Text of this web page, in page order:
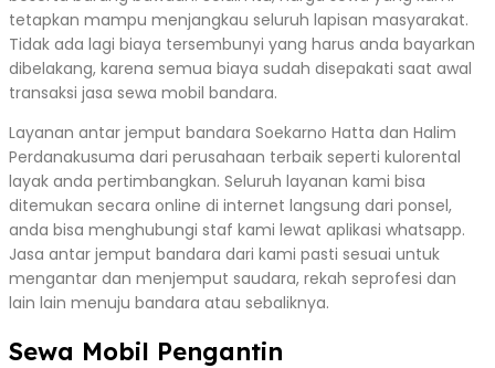
tetapkan mampu menjangkau seluruh lapisan masyarakat.
Tidak ada lagi biaya tersembunyi yang harus anda bayarkan
dibelakang, karena semua biaya sudah disepakati saat awal
transaksi jasa sewa mobil bandara.
Layanan antar jemput bandara Soekarno Hatta dan Halim
Perdanakusuma dari perusahaan terbaik seperti kulorental
layak anda pertimbangkan. Seluruh layanan kami bisa
ditemukan secara online di internet langsung dari ponsel,
anda bisa menghubungi staf kami lewat aplikasi whatsapp.
Jasa antar jemput bandara dari kami pasti sesuai untuk
mengantar dan menjemput saudara, rekah seprofesi dan
lain lain menuju bandara atau sebaliknya.
Sewa Mobil Pengantin